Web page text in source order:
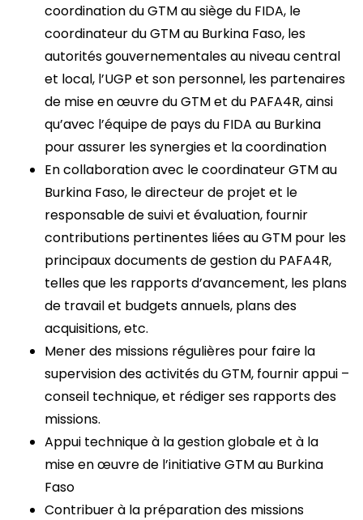
coordination du GTM au siège du FIDA, le
coordinateur du GTM au Burkina Faso, les
autorités gouvernementales au niveau central
et local, l’UGP et son personnel, les partenaires
de mise en œuvre du GTM et du PAFA4R, ainsi
qu’avec l’équipe de pays du FIDA au Burkina
pour assurer les synergies et la coordination
En collaboration avec le coordinateur GTM au
Burkina Faso, le directeur de projet et le
responsable de suivi et évaluation, fournir
contributions pertinentes liées au GTM pour les
principaux documents de gestion du PAFA4R,
telles que les rapports d’avancement, les plans
de travail et budgets annuels, plans des
acquisitions, etc.
Mener des missions régulières pour faire la
supervision des activités du GTM, fournir appui –
conseil technique, et rédiger ses rapports des
missions.
Appui technique à la gestion globale et à la
mise en œuvre de l’initiative GTM au Burkina
Faso
Contribuer à la préparation des missions